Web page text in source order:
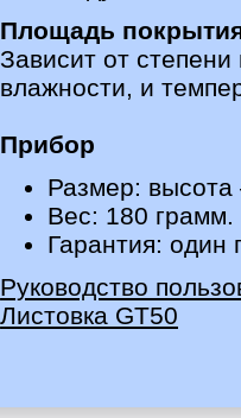
Площадь
Зависит от
влажности, и
Прибор
Размер:
Вес: 180 грамм.
Гарантия: один
Руководство
Листовка GT50